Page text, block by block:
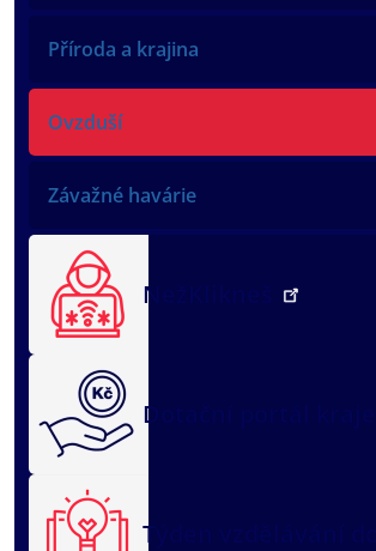
Příroda a krajina
Ovzduší
Závažné havárie
NežKlikneš
Dotační portál kraje
Týden vzdělávání